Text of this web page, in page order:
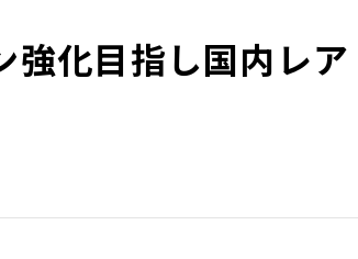
強化目指し国内レア